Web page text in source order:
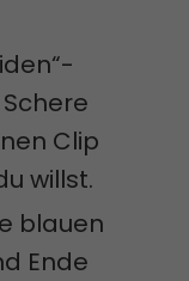
Clip
willst.
blauen
Ende